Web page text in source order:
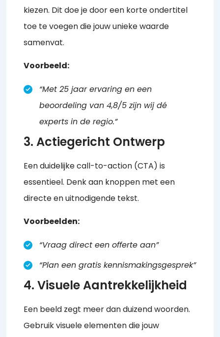
kiezen. Dit doe je door een korte ondertitel
toe te voegen die jouw unieke waarde
samenvat.
Voorbeeld:
“Met 25 jaar ervaring en een
beoordeling van 4,8/5 zijn wij dé
experts in de regio.”
3. Actiegericht Ontwerp
Een duidelijke call-to-action (CTA) is
essentieel. Denk aan knoppen met een
directe en uitnodigende tekst.
Voorbeelden:
“Vraag direct een offerte aan”
“Plan een gratis kennismakingsgesprek”
4. Visuele Aantrekkelijkheid
Een beeld zegt meer dan duizend woorden.
Gebruik visuele elementen die jouw